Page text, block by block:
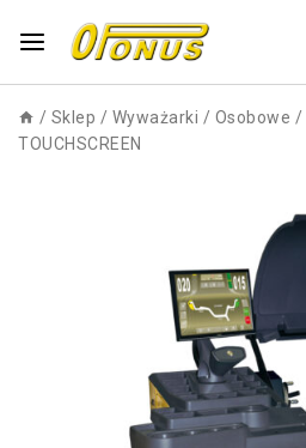
/ Sklep / Wyważarki / Osobowe /
TOUCHSCREEN